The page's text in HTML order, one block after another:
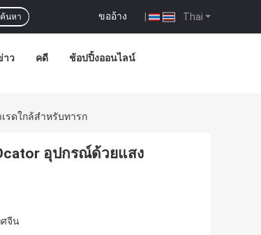
Thai
ขออ้าง |
ค้นหา
าว คดี ช้อปปิ้งออนไลน์
รดใกล้สำหรับทารก
อุปกรณ์ด้วยแสง
ศจีน